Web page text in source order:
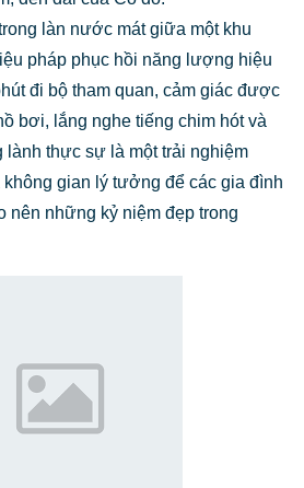
làn nước mát giữa một khu
pháp phục hồi năng lượng hiệu
đi bộ tham quan, cảm giác được
bơi, lắng nghe tiếng chim hót và
lành thực sự là một trải nghiệm
gian lý tưởng để các gia đình
nên những kỷ niệm đẹp trong